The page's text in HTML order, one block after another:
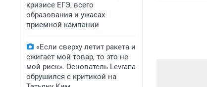
кризисе ЕГЭ, всего
образования и ужасах
приемной кампании
«Если сверху летит ракета и
сжигает мой товар, то это не
мой риск». Основатель Levrana
обрушился с критикой на